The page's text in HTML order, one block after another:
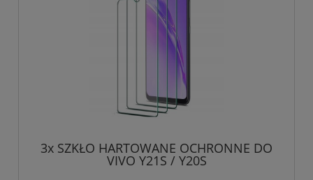
3x SZKŁO HARTOWANE OCHRONNE DO
VIVO Y21S / Y20S